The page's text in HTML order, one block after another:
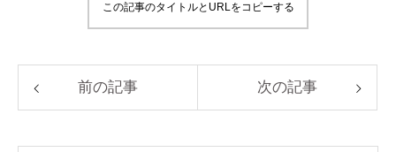
この記事のタイトルとURLをコピーする
前の記事 次の記事